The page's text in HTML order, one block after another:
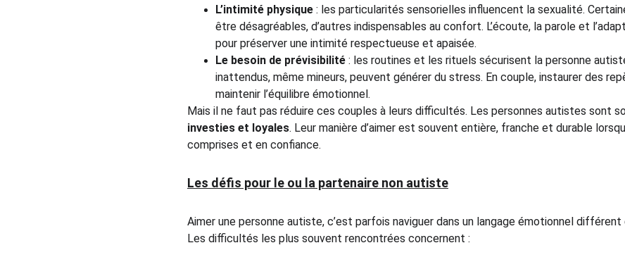
L’intimité physique : les particularités sensorielles influencent la sexualité.
être désagréables, d’autres indispensables au confort. L’écoute, la parole et
pour préserver une intimité respectueuse et apaisée.
Le besoin de prévisibilité : les routines et les rituels sécurisent la personne
inattendus, même mineurs, peuvent générer du stress. En couple, instaurer des
maintenir l’équilibre émotionnel.
Mais il ne faut pas réduire ces couples à leurs difficultés. Les personnes autistes sont
investies et loyales. Leur manière d’aimer est souvent entière, franche et durable
comprises et en confiance.
Les défis pour le ou la partenaire non autiste
Aimer une personne autiste, c’est parfois naviguer dans un langage émotionnel différent
Les difficultés les plus souvent rencontrées concernent :